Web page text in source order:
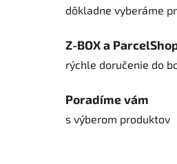
dôkladne vyberáme
Z-BOX a
rýchle doručenie do
Poradíme vám
s výberom produktov